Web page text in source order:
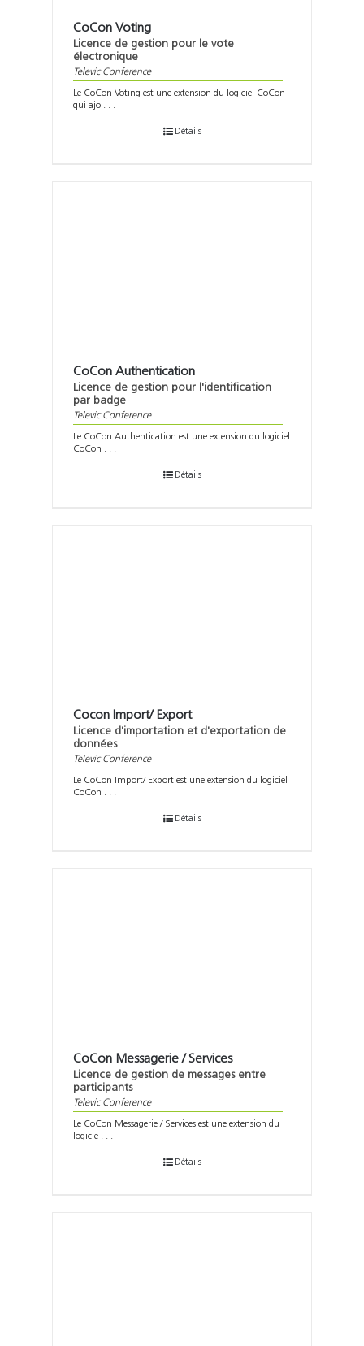
CoCon Voting
Licence de gestion pour le vote
électronique
Televic Conference
Le CoCon Voting est une extension du logiciel CoCon
qui ajo . . .
Détails
CoCon Authentication
Licence de gestion pour l'identification
par badge
Televic Conference
Le CoCon Authentication est une extension du logiciel
CoCon . . .
Détails
Cocon Import/ Export
Licence d'importation et d'exportation de
données
Televic Conference
Le CoCon Import/ Export est une extension du logiciel
CoCon . . .
Détails
CoCon Messagerie / Services
Licence de gestion de messages entre
participants
Televic Conference
Le CoCon Messagerie / Services est une extension du
logicie . . .
Détails